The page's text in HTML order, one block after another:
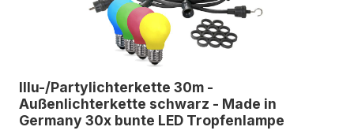
Illu-/Partylichterkette 30m -
Außenlichterkette schwarz - Made in
Germany 30x bunte LED Tropfenlampe